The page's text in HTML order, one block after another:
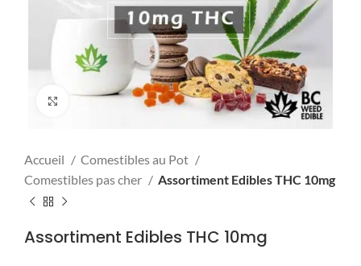
Click to enlarge
Accueil
Comestibles au Pot
Comestibles pas cher
Assortiment Edibles THC 10mg
Assortiment Edibles THC 10mg